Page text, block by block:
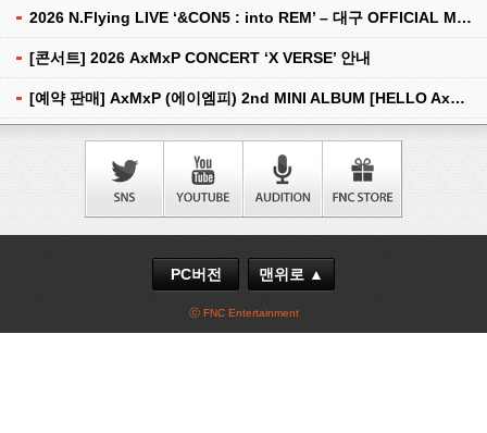
2026 N.Flying LIVE ‘&CON5 : into REM’ – 대구 OFFICIAL MD 현장 판매 안내
[콘서트] 2026 AxMxP CONCERT ‘X VERSE’ 안내
[예약 판매] AxMxP (에이엠피) 2nd MINI ALBUM [HELLO AxMxP] 예약 판매 안내
PC버전 맨위로 ▲
ⓒ FNC Entertainment